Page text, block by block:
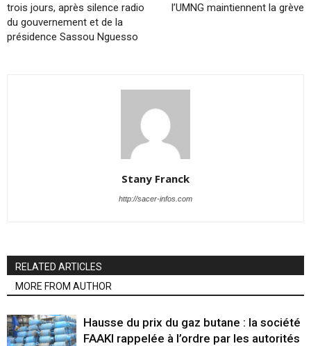
trois jours, après silence radio
du gouvernement et de la
présidence Sassou Nguesso
l’UMNG maintiennent la grève
Stany Franck
http://sacer-infos.com
RELATED ARTICLES
MORE FROM AUTHOR
Hausse du prix du gaz butane : la société
FAAKI rappelée à l’ordre par les autorités